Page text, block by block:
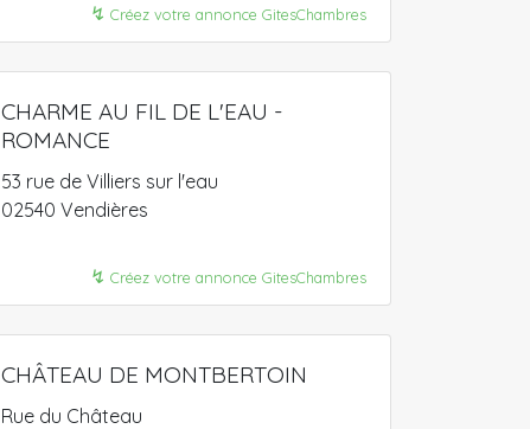
↯ Créez votre annonce GitesChambres
CHARME AU FIL DE L'EAU -
ROMANCE
53 rue de Villiers sur l'eau
02540 Vendières
↯ Créez votre annonce GitesChambres
CHÂTEAU DE MONTBERTOIN
Rue du Château